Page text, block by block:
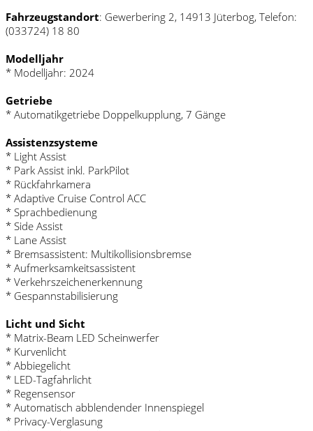
Fahrzeugstandort: Gewerbering 2, 14913 Jüterbog, Telefon:
(033724) 18 80
Modelljahr
* Modelljahr: 2024
Getriebe
* Automatikgetriebe Doppelkupplung, 7 Gänge
Assistenzsysteme
* Light Assist
* Park Assist inkl. ParkPilot
* Rückfahrkamera
* Adaptive Cruise Control ACC
* Sprachbedienung
* Side Assist
* Lane Assist
* Bremsassistent: Multikollisionsbremse
* Aufmerksamkeitsassistent
* Verkehrszeichenerkennung
* Gespannstabilisierung
Licht und Sicht
* Matrix-Beam LED Scheinwerfer
* Kurvenlicht
* Abbiegelicht
* LED-Tagfahrlicht
* Regensensor
* Automatisch abblendender Innenspiegel
* Privacy-Verglasung